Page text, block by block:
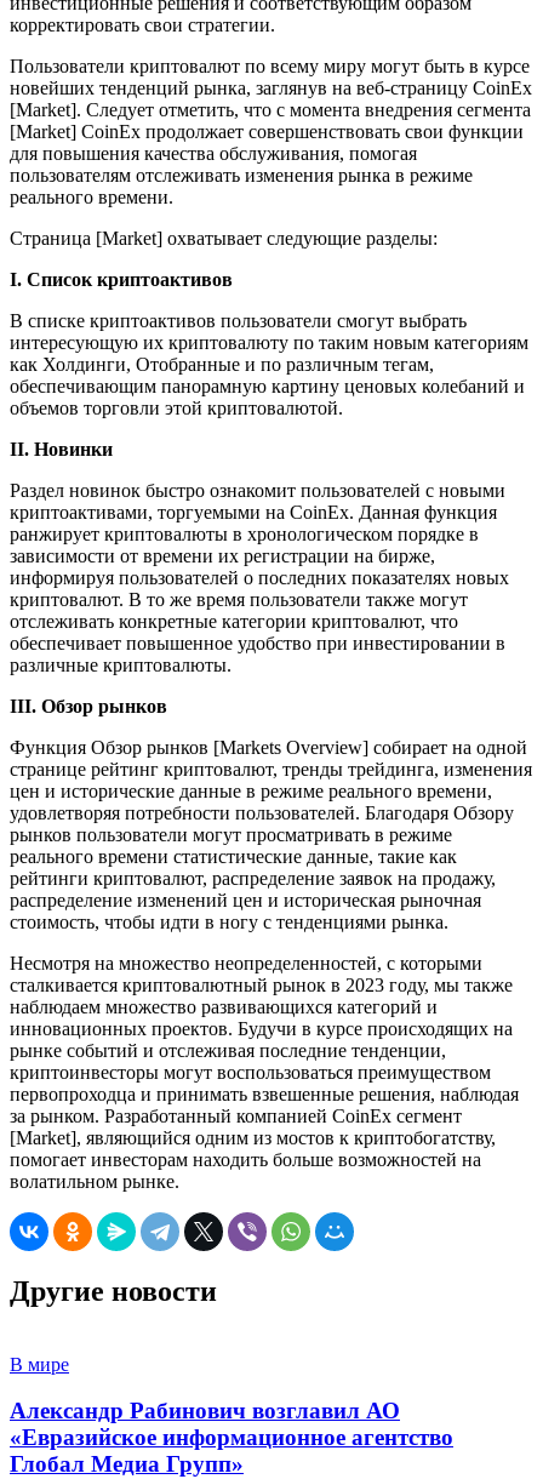
корректировать свои стратегии.
Пользователи криптовалют по всему миру могут быть в курсе
новейших тенденций рынка, заглянув на веб-страницу CoinEx
[Market]. Следует отметить, что с момента внедрения сегмента
[Market] CoinEx продолжает совершенствовать свои функции
для повышения качества обслуживания, помогая
пользователям отслеживать изменения рынка в режиме
реального времени.
Страница [Market] охватывает следующие разделы:
I. Список криптоактивов
В списке криптоактивов пользователи смогут выбрать
интересующую их криптовалюту по таким новым категориям
как Холдинги, Отобранные и по различным тегам,
обеспечивающим панорамную картину ценовых колебаний и
объемов торговли этой криптовалютой.
II. Новинки
Раздел новинок быстро ознакомит пользователей с новыми
криптоактивами, торгуемыми на CoinEx. Данная функция
ранжирует криптовалюты в хронологическом порядке в
зависимости от времени их регистрации на бирже,
информируя пользователей о последних показателях новых
криптовалют. В то же время пользователи также могут
отслеживать конкретные категории криптовалют, что
обеспечивает повышенное удобство при инвестировании в
различные криптовалюты.
III. Обзор рынков
Функция Обзор рынков [Markets Overview] собирает на одной
странице рейтинг криптовалют, тренды трейдинга, изменения
цен и исторические данные в режиме реального времени,
удовлетворяя потребности пользователей. Благодаря Обзору
рынков пользователи могут просматривать в режиме
реального времени статистические данные, такие как
рейтинги криптовалют, распределение заявок на продажу,
распределение изменений цен и историческая рыночная
стоимость, чтобы идти в ногу с тенденциями рынка.
Несмотря на множество неопределенностей, с которыми
сталкивается криптовалютный рынок в 2023 году, мы также
наблюдаем множество развивающихся категорий и
инновационных проектов. Будучи в курсе происходящих на
рынке событий и отслеживая последние тенденции,
криптоинвесторы могут воспользоваться преимуществом
первопроходца и принимать взвешенные решения, наблюдая
за рынком. Разработанный компанией CoinEx сегмент
[Market], являющийся одним из мостов к криптобогатству,
помогает инвесторам находить больше возможностей на
волатильном рынке.
Другие новости
В мире
Александр Рабинович возглавил АО
«Евразийское информационное агентство
Глобал Медиа Групп»